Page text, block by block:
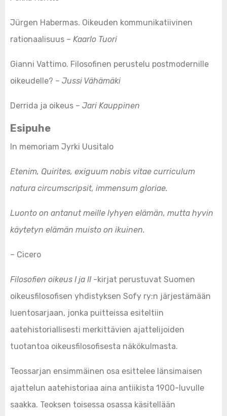
Jürgen Habermas. Oikeuden kommunikatiivinen
rationaalisuus – Kaarlo Tuori
Gianni Vattimo. Filosofinen perustelu postmodernille
oikeudelle? – Jussi Vähämäki
Derrida ja oikeus – Jari Kauppinen
Esipuhe
In memoriam Jyrki Uusitalo
Etenim, Quirites, exiguum nobis vitae curriculum
natura circumscripsit, immensum gloriae.
Luonto on antanut meille lyhyen elämän, mutta hyvin
käytetyn elämän muisto on ikuinen.
– Cicero
Filosofien oikeus I ja II-kirjat perustuvat Suomen
oikeusfilosofisen yhdistyksen Sofy ry:n järjestämään
luentosarjaan, jonka puitteissa esiteltiin
aatehistoriallisesti merkittävien ajattelijoiden
tuotantoa oikeusfilosofisesta näkökulmasta.
Teossarjan ensimmäinen osa esittelee länsimaisen
ajattelun aatehistoriaa aina antiikista 1900-luvulle
saakka. Teoksen toisessa osassa käsitellään